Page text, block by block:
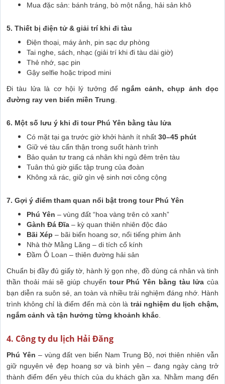
Mua đặc sản: bánh tráng, bò một nắng, hải sản khô
5. Thiết bị điện tử & giải trí khi đi tàu
Điện thoại, máy ảnh, pin sạc dự phòng
Tai nghe, sách, nhạc (giải trí khi đi tàu dài giờ)
Thẻ nhớ, sạc pin
Gậy selfie hoặc tripod mini
Đi tàu lửa là cơ hội lý tưởng để ngắm cảnh, chụp ảnh dọc
đường ray ven biển miền Trung.
6. Một số lưu ý khi đi tour Phú Yên bằng tàu lửa
Có mặt tại ga trước giờ khởi hành ít nhất 30–45 phút
Giữ vé tàu cẩn thận trong suốt hành trình
Bảo quản tư trang cá nhân khi ngủ đêm trên tàu
Tuân thủ giờ giấc tập trung của đoàn
Không xả rác, giữ gìn vệ sinh nơi công cộng
7. Gợi ý điểm tham quan nổi bật trong tour Phú Yên
Phú Yên – vùng đất “hoa vàng trên cỏ xanh”
Gành Đá Đĩa – kỳ quan thiên nhiên độc đáo
Bãi Xép – bãi biển hoang sơ, nổi tiếng phim ảnh
Nhà thờ Mằng Lăng – di tích cổ kính
Đầm Ô Loan – thiên đường hải sản
Chuẩn bị đầy đủ giấy tờ, hành lý gọn nhẹ, đồ dùng cá nhân và tinh
thần thoải mái sẽ giúp chuyến tour Phú Yên bằng tàu lửa của
bạn diễn ra suôn sẻ, an toàn và nhiều trải nghiệm đáng nhớ. Hành
trình không chỉ là điểm đến mà còn là trải nghiệm du lịch chậm,
ngắm cảnh và tận hưởng từng khoảnh khắc.
4. Công ty du lịch Hải Đăng
Phú Yên – vùng đất ven biển Nam Trung Bộ, nơi thiên nhiên vẫn
giữ nguyên vẻ đẹp hoang sơ và bình yên – đang ngày càng trở
thành điểm đến yêu thích của du khách gần xa. Nhằm mang đến